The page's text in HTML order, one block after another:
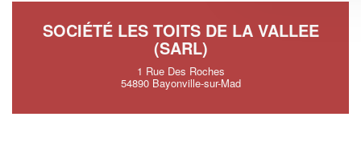
SOCIÉTÉ LES TOITS DE LA VALLEE
(SARL)
1 Rue Des Roches
54890 Bayonville-sur-Mad